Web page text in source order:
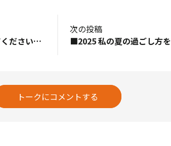
■2025 私の夏の過ごし方を教えてください！ →涼しい山の中でBBQ☀️ ■一番のわくわくポイントは！？ →道の駅で安いのに美味しい食材探し🤤 ■最後に一言！ →汗ばまない夏最高！！！！！ 夜はもはや肌寒いくらいでびっくり。 （友達が買った花火そのままスーパーに忘れてきたのもびっくり←）
次の投稿
トークにコメントする